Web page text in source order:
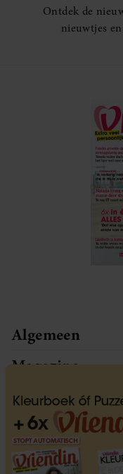
Ontdek de
nieuwtjes
Algemeen
Magazine
Service
Vriendin
programma’s,
ontvangt voor
website wordt